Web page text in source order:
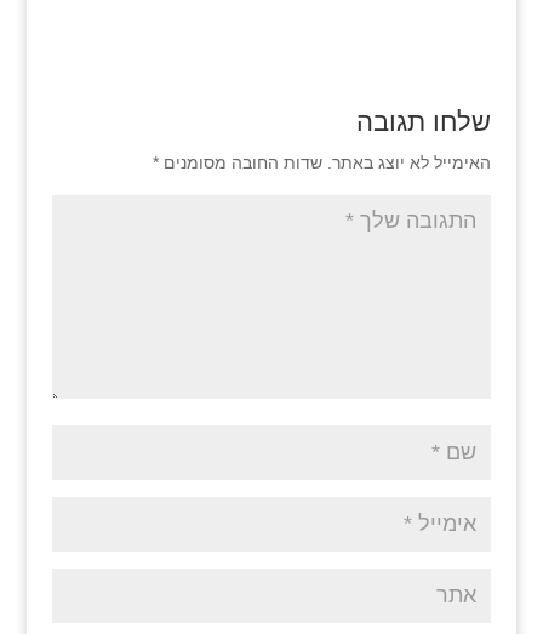
שלחו תגובה
האימייל לא יוצג באתר. שדות החובה מסומנים *